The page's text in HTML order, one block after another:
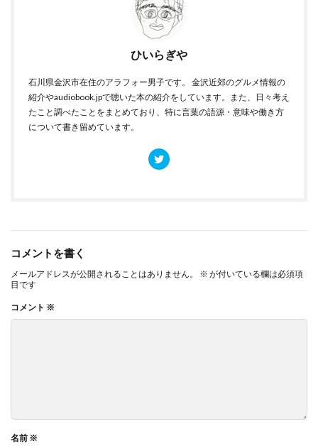
ひいらぎや
石川県金沢市在住のアラフォー男子です。 金沢近郊のグルメ情報の
紹介やaudiobook.jpで聴いた本の紹介をしています。また、日々考え
たこと調べたことをまとめており、特に言葉の語源・意味や働き方
について書き留めています。
コメントを書く
メールアドレスが公開されることはありません。 ※ が付いている欄は必須項
目です
コメント ※
名前 ※